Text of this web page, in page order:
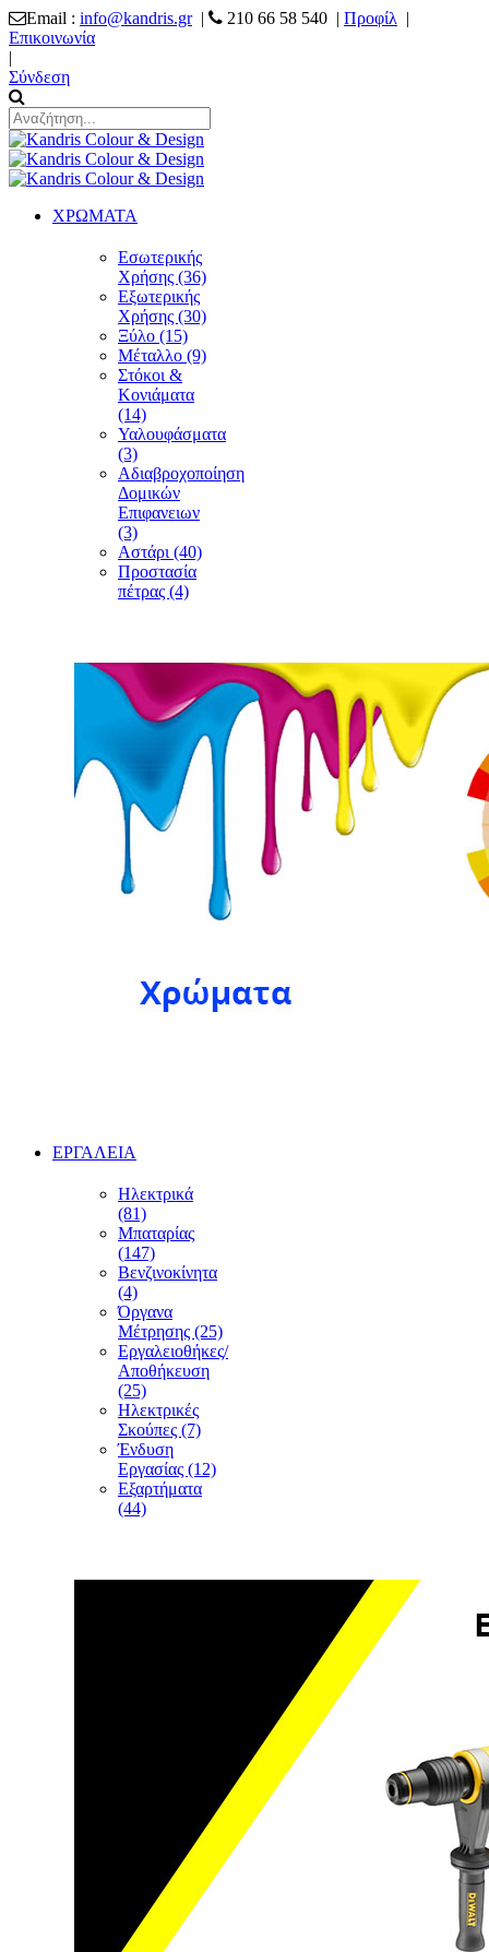
Email : info@kandris.gr| 210 66 58 540 | Προφίλ |
Επικοινωνία
|
Σύνδεση
ΧΡΩΜΑΤΑ
Εσωτερικής
Χρήσης (36)
Εξωτερικής
Χρήσης (30)
Ξύλο (15)
Μέταλλο (9)
Στόκοι &
Κονιάματα
(14)
Υαλουφάσματα
(3)
Αδιαβροχοποίηση
Δομικών
Επιφανειων
(3)
Αστάρι (40)
Προστασία
πέτρας (4)
ΕΡΓΑΛΕΙΑ
Ηλεκτρικά
(81)
Μπαταρίας
(147)
Βενζινοκίνητα
(4)
Όργανα
Μέτρησης (25)
Εργαλειοθήκες/
Αποθήκευση
(25)
Ηλεκτρικές
Σκούπες (7)
Ένδυση
Εργασίας (12)
Εξαρτήματα
(44)